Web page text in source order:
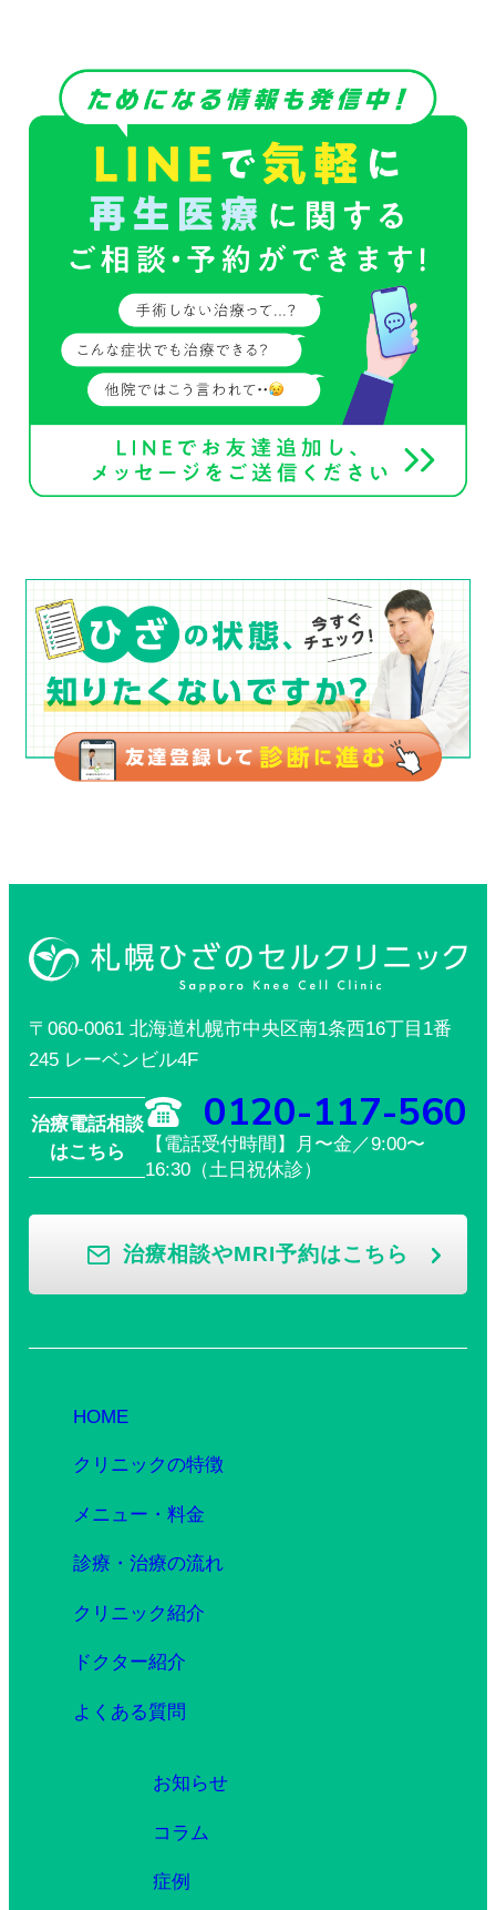
〒060-0061 北海道札幌市中央区南1条西16丁目1番
245 レーベンビル4F
治療電話相談
はこちら
0120-117-560
【電話受付時間】月〜金／9:00〜
16:30（土日祝休診）
治療相談やMRI予約はこちら
HOME
クリニックの特徴
メニュー・料金
診療・治療の流れ
クリニック紹介
ドクター紹介
よくある質問
お知らせ
コラム
症例